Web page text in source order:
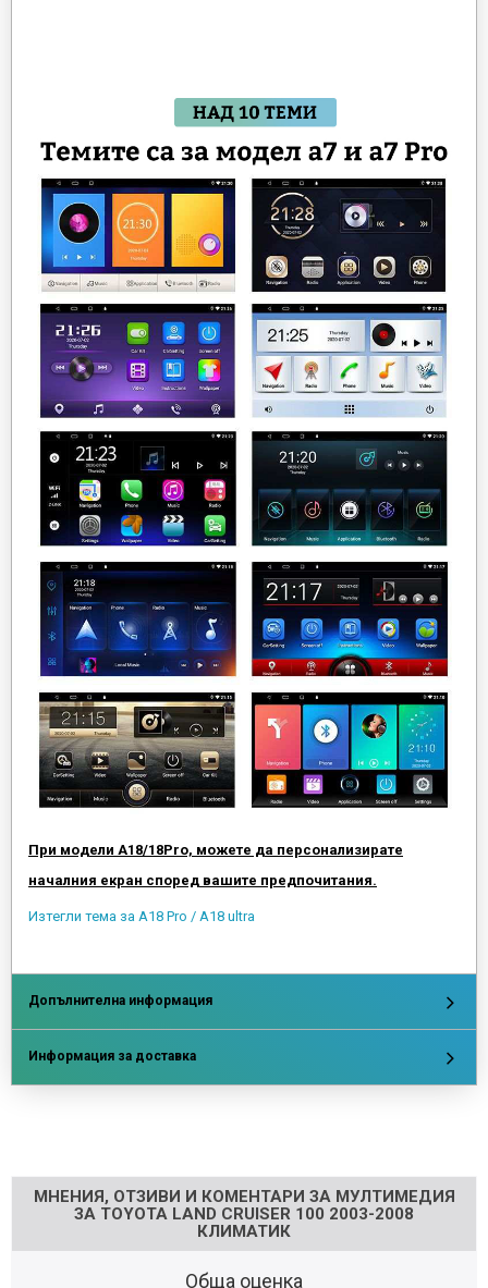
При модели А18/18Pro, можете да персонализирате
началния екран според вашите предпочитания.
Изтегли тема за A18 Pro / A18 ultra
Допълнителна информация
Информация за доставка
МНЕНИЯ, ОТЗИВИ И КОМЕНТАРИ ЗА МУЛТИМЕДИЯ
ЗА TOYOTA LAND CRUISER 100 2003-2008
КЛИМАТИК
Обща оценка